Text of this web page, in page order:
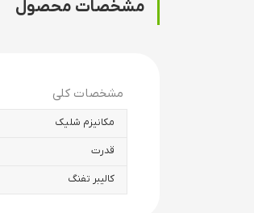
مکانیزم شلیک تفنگ های
نیتروپیستون تبدیل کرد)
مشخصات محصول
مشخصات کلی
مکانیزم شلیک
قدرت
کالیبر تفنگ